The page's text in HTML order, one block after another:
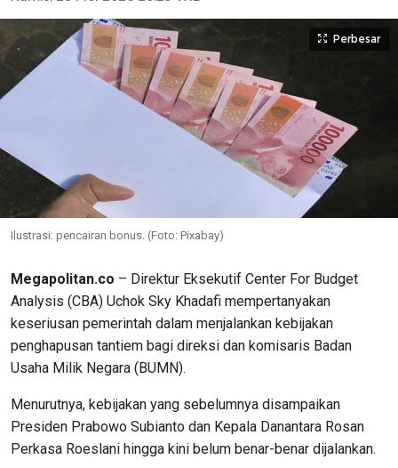
Perbesar
Ilustrasi: pencairan bonus. (Foto: Pixabay)
Megapolitan.co – Direktur Eksekutif Center For Budget
Analysis (CBA) Uchok Sky Khadafi mempertanyakan
keseriusan pemerintah dalam menjalankan kebijakan
penghapusan tantiem bagi direksi dan komisaris Badan
Usaha Milik Negara (BUMN).
Menurutnya, kebijakan yang sebelumnya disampaikan
Presiden Prabowo Subianto dan Kepala Danantara Rosan
Perkasa Roeslani hingga kini belum benar-benar dijalankan.